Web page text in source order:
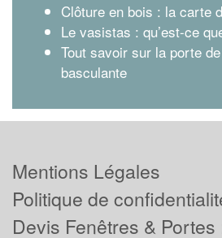
Clôture en bois : la carte
Le vasistas : qu’est-ce
Tout savoir sur la porte
basculante
Mentions Légales
Politique de
Devis Fenêtres & Portes